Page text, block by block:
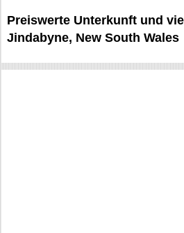
Preiswerte Unterkunft und
Jindabyne, New South Wales